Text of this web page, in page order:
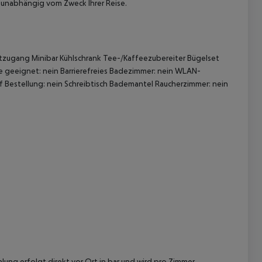
vom Zweck Ihrer Reise.
Minibar Kühlschrank Tee-/Kaffeezubereiter Bügelset
nein Barrierefreies Badezimmer: nein WLAN-
nein Schreibtisch Bademantel Raucherzimmer: nein